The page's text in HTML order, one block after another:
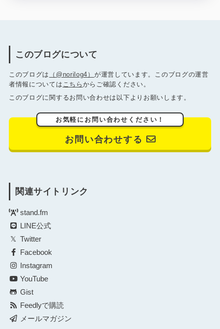
このブログについて
このブログは （@norilog4） が運営しています。このブログの運営
者情報については こちら からご確認ください。
このブログに関するお問い合わせは以下よりお願いします。
お気軽にお問い合わせください！
お問い合わせする
関連サイトリンク
stand.fm
LINE公式
Twitter
Facebook
Instagram
YouTube
Gist
Feedlyで購読
メールマガジン